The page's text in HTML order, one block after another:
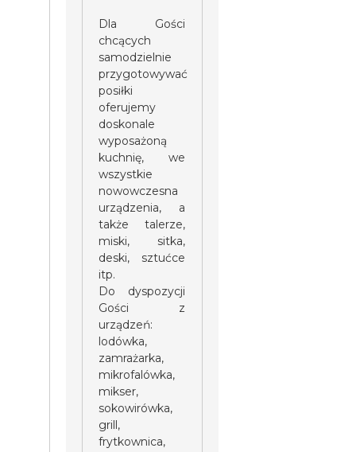
Dla Gości
chcących
samodzielnie
przygotowywać
posiłki
oferujemy
doskonale
wyposażoną
kuchnię, we
wszystkie
nowowczesna
urządzenia, a
także talerze,
miski, sitka,
deski, sztućce
itp.
Do dyspozycji
Gości z
urządzeń:
lodówka,
zamrażarka,
mikrofalówka,
mikser,
sokowirówka,
grill,
frytkownica,